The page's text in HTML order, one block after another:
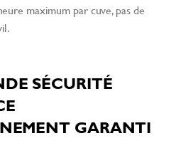
maximum par cuve, pas de
SÉCURITÉ
GARANTI